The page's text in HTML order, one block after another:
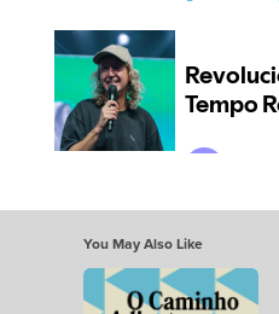
You May Also Like